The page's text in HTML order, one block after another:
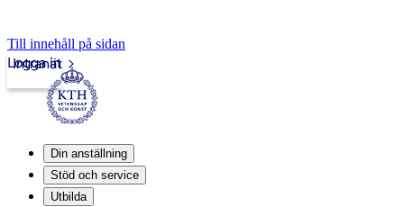
Till innehåll på sidan
Intranät
Logga in
Din anställning
Stöd och service
Utbilda